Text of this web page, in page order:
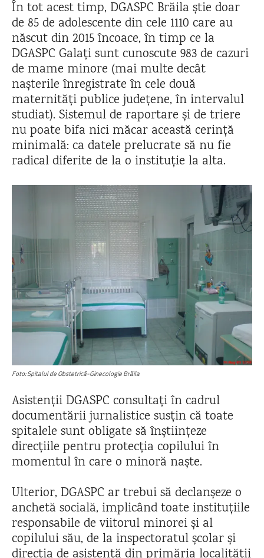
În tot acest timp, DGASPC Brăila știe doar
de 85 de adolescente din cele 1110 care au
născut din 2015 încoace, în timp ce la
DGASPC Galați sunt cunoscute 983 de cazuri
de mame minore (mai multe decât
nașterile înregistrate în cele două
maternități publice județene, în intervalul
studiat). Sistemul de raportare și de triere
nu poate bifa nici măcar această cerință
minimală: ca datele prelucrate să nu fie
radical diferite de la o instituție la alta.
Foto: Spitalul de Obstetrică-Ginecologie Brăila
Asistenții DGASPC consultați în cadrul
documentării jurnalistice susțin că toate
spitalele sunt obligate să înștiințeze
direcțiile pentru protecția copilului în
momentul în care o minoră naște.
Ulterior, DGASPC ar trebui să declanșeze o
anchetă socială, implicând toate instituțiile
responsabile de viitorul minorei și al
copilului său, de la inspectoratul școlar și